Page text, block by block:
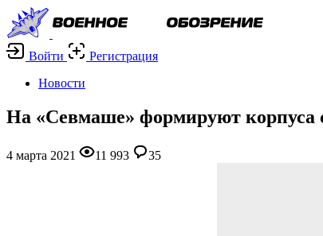
Войти
Регистрация
Новости
На «Севмаше» формируют корпуса
4 марта 2021 11 993 35